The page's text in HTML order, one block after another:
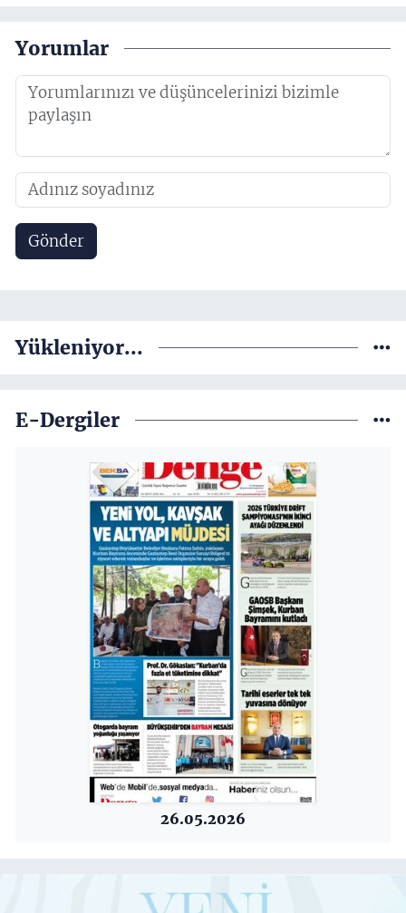
Yorumlar
Gönder
Yükleniyor...
E-Dergiler
26.05.2026